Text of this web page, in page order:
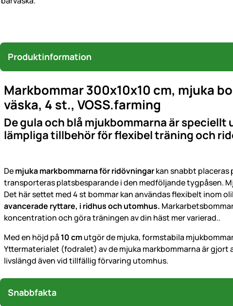
Produktinformation
Markbommar 300x10x10 cm, mjuka
väska, 4 st., VOSS.farming
De gula och blå mjukbommarna är
lämpliga tillbehör för flexibel träning och
Demjuka markbommarna för ridövningarkan snabbt placeras
transporteras platsbesparande i den medföljande tygpåsen.
Det här settet med 4 st bommar kan användas flexibelt inom
avancerade ryttare, i ridhus och utomhus.
koncentration och göra träningen av din häst mer varierad..
Med en höjd på 10 cmutgör de mjuka, formstabila
Yttermaterialet (fodralet) av de mjuka markbommarna är gjort
livslängd även vid tillfällig förvaring utomhus.
Snabbfakta